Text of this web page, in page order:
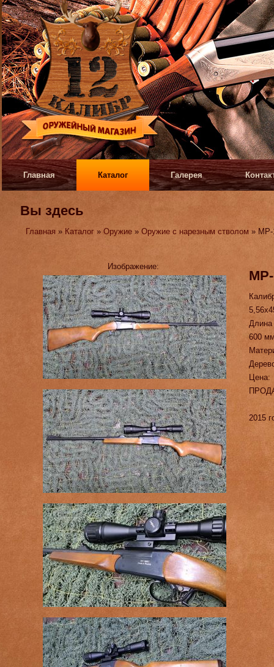
Главная Каталог Галерея
Вы здесь
Главная » Каталог »Оружие »Оружие с нарезным стволом »
Изображение:
600
Цена:
2015